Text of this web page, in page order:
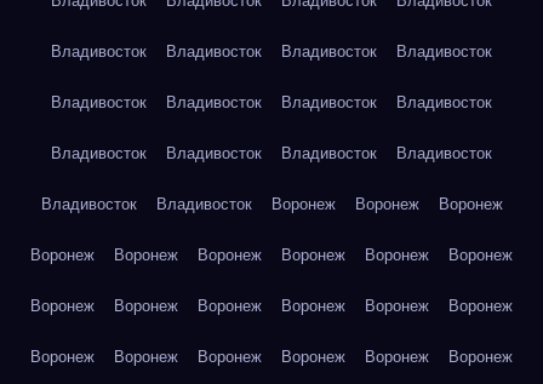
Владивосток Владивосток Владивосток Владивосток
Владивосток Владивосток Владивосток Владивосток
Владивосток Владивосток Владивосток Владивосток
Владивосток Владивосток Воронеж Воронеж Воронеж
Воронеж Воронеж Воронеж Воронеж Воронеж Воронеж
Воронеж Воронеж Воронеж Воронеж Воронеж Воронеж
Воронеж Воронеж Воронеж Воронеж Воронеж Воронеж